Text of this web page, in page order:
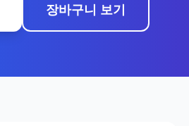
장바구니 보기